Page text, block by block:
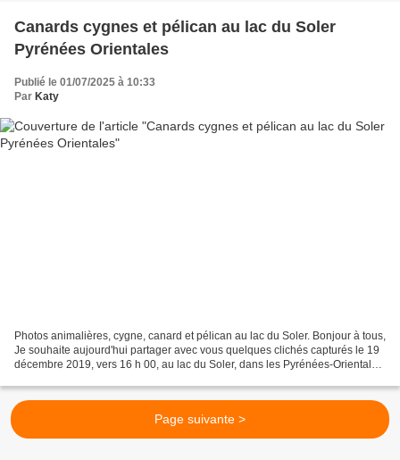
Canards cygnes et pélican au lac du Soler
Pyrénées Orientales
Publié le 01/07/2025 à 10:33
Par Katy
Photos animalières, cygne, canard et pélican au lac du Soler. Bonjour à tous,
Je souhaite aujourd'hui partager avec vous quelques clichés capturés le 19
décembre 2019, vers 16 h 00, au lac du Soler, dans les Pyrénées-Orientales.
Page suivante >